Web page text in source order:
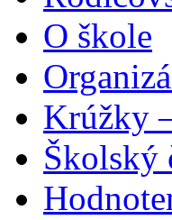
O škole
Krúžky
Školský